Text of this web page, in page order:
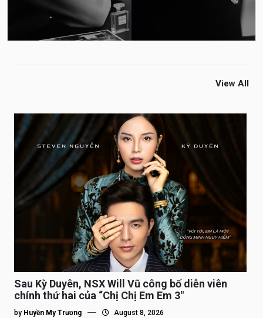
View All
Sau Kỳ Duyên, NSX Will Vũ công bố diễn viên
chính thứ hai của “Chị Chị Em Em 3″
by Huyền My Trương August 8, 2026